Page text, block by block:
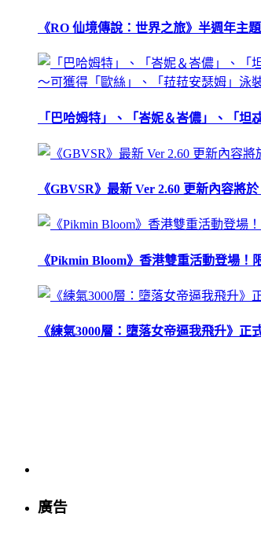
《RO 仙境傳說：世界之旅》半週年主
「巴哈姆特」、「峇妮＆峇儂」、「
《GBVSR》最新 Ver 2.60 更新內容將
《Pikmin Bloom》香港雙重活動登場
《練氣3000層：墮落女帝逼我飛升》正
廣告